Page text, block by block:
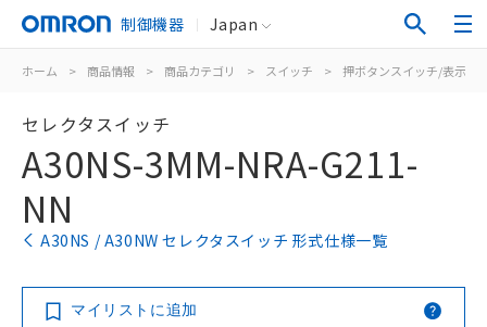
制御機器 Japan
ホーム > 商品情報 > 商品カテゴリ > スイッチ > 押ボタンスイッチ/表示灯
セレクタスイッチ
A30NS-3MM-NRA-G211-
NN
A30NS / A30NW セレクタスイッチ 形式仕様一覧
マイリストに追加